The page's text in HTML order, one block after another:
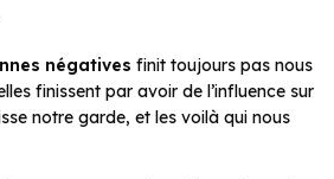
négatives finit toujours pas nous
finissent par avoir de l’influence sur
notre garde, et les voilà qui nous